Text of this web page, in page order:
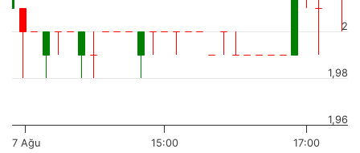
7 Ağu 15:00 17:00
1,96
1,98
2